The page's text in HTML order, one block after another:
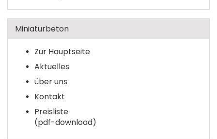
Miniaturbeton
Zur Hauptseite
Aktuelles
über uns
Kontakt
Preisliste
(pdf-download)